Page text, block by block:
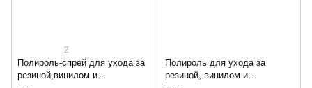
2
Полироль-спрей для ухода за
резиной,винилом и
Полироль для ухода за
резиной, винилом и